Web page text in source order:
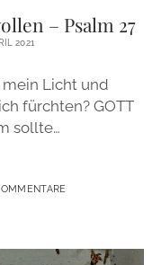
– Psalm 27
2021
mein Licht und
fürchten? GOTT
sollte…